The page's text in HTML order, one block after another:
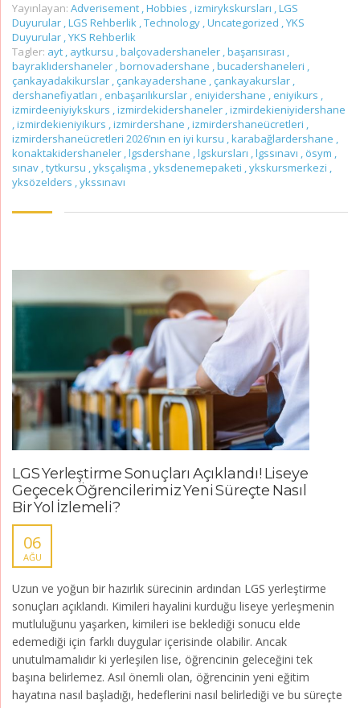
Yayınlayan: Adverisement ,Hobbies ,izmirykskursları ,LGS
Duyurular ,LGS Rehberlik ,Technology ,Uncategorized ,YKS
Duyurular ,YKS Rehberlik
Tagler: ayt , aytkursu ,balçovadershaneler ,başarısırası ,
bayraklıdershaneler ,bornovadershane ,bucadershaneleri ,
çankayadakikurslar , çankayadershane , çankayakurslar ,
dershanefiyatları , enbaşarılıkurslar , eniyidershane , eniyikurs ,
izmirdeeniyiykskurs ,izmirdekidershaneler ,izmirdekieniyidershane
,izmirdekieniyikurs ,izmirdershane ,izmirdershaneücretleri ,
izmirdershaneücretleri 2026’nın en iyi kursu ,karabağlardershane ,
konaktakidershaneler ,lgsdershane ,lgskursları ,lgssınavı , ösym ,
sınav ,tytkursu ,yksçalışma ,yksdenemepaketi ,ykskursmerkezi ,
yksözelders ,ykssınavı
LGS Yerleştirme Sonuçları Açıklandı! Liseye
Geçecek Öğrencilerimiz Yeni Süreçte Nasıl
Bir Yol İzlemeli?
06
AĞU
Uzun ve yoğun bir hazırlık sürecinin ardından LGS yerleştirme
sonuçları açıklandı. Kimileri hayalini kurduğu liseye yerleşmenin
mutluluğunu yaşarken, kimileri ise beklediği sonucu elde
edemediği için farklı duygular içerisinde olabilir. Ancak
unutulmamalıdır ki yerleşilen lise, öğrencinin geleceğini tek
başına belirlemez. Asıl önemli olan, öğrencinin yeni eğitim
hayatına nasıl başladığı, hedeflerini nasıl belirlediği ve bu süreçte